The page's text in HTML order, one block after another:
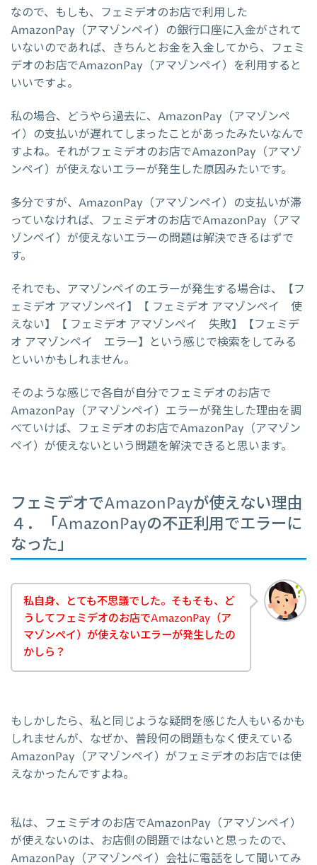
なので、もしも、フェミデオのお店で利用した
AmazonPay（アマゾンペイ）の銀行口座に入金がされて
いないのであれば、きちんとお金を入金してから、フェミ
デオのお店でAmazonPay（アマゾンペイ）を利用すると
いいですよ。
私の場合、どうやら過去に、AmazonPay（アマゾンペ
イ）の支払いが遅れてしまったことがあったみたいなんで
すよね。それがフェミデオのお店でAmazonPay（アマゾ
ンペイ）が使えないエラーが発生した原因みたいです。
多分ですが、AmazonPay（アマゾンペイ）の支払いが滞
っていなければ、フェミデオのお店でAmazonPay（アマ
ゾンペイ）が使えないエラーの問題は解決できるはずで
す。
それでも、アマゾンペイのエラーが発生する場合は、【フ
ェミデオ アマゾンペイ】【 フェミデオ アマゾンペイ 使
えない】【 フェミデオ アマゾンペイ 失敗】【フェミデ
オ アマゾンペイ エラー】という感じで検索をしてみる
といいかもしれません。
そのような感じで各自が自分でフェミデオのお店で
AmazonPay（アマゾンペイ）エラーが発生した理由を調
べていけば、フェミデオのお店でAmazonPay（アマゾン
ペイ）が使えないという問題を解決できると思います。
フェミデオでAmazonPayが使えない理由
４．「AmazonPayの不正利用でエラーに
なった」
私自身、とても不思議でした。そもそも、ど
うしてフェミデオのお店でAmazonPay（ア
マゾンペイ）が使えないエラーが発生したの
かしら？
もしかしたら、私と同じような疑問を感じた人もいるかも
しれませんが、なぜか、普段何の問題もなく使えている
AmazonPay（アマゾンペイ）がフェミデオのお店では使
えなかったんですよね。
私は、フェミデオのお店でAmazonPay（アマゾンペイ）
が使えないのは、お店側の問題ではないと思ったので、
AmazonPay（アマゾンペイ）会社に電話をして聞いてみ